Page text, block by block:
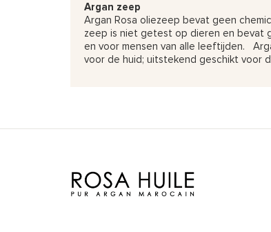
Argan zeep
Argan Rosa oliezeep bevat geen
zeep is niet getest op dieren en bevat
en voor mensen van alle leeftijden.
voor de huid; uitstekend geschikt voor